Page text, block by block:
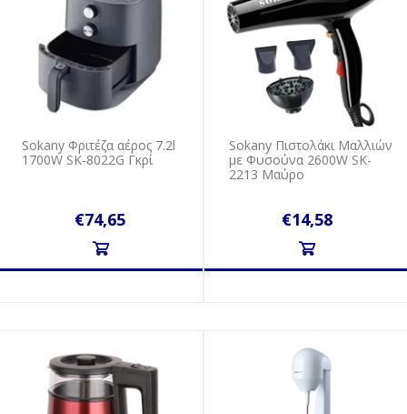
Sokany Φριτέζα αέρος 7.2l
1700W SK-8022G Γκρί
€74,65
Sokany Πιστολάκι Μαλλιών
με Φυσούνα 2600W SK-
2213 Μαύρο
€14,58